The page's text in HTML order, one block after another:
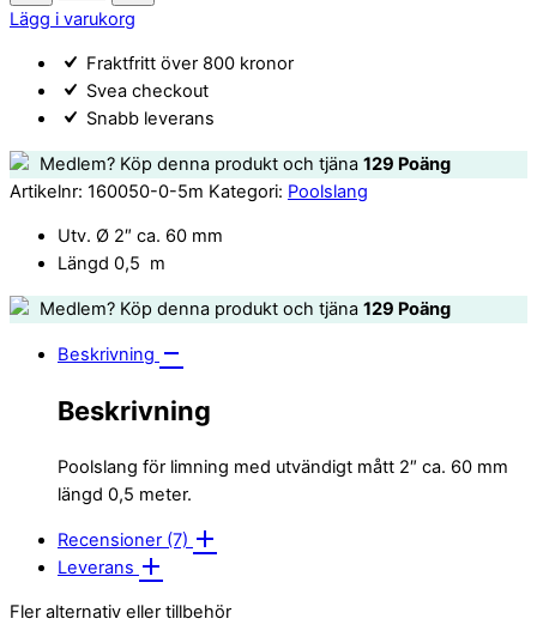
PVC
0,5
m
quantity
Lägg i varukorg
Fraktfritt över 800 kronor
Svea checkout
Snabb leverans
Medlem? Köp denna produkt och tjäna 129 Poäng
Artikelnr: 160050-0-5m Kategori: Poolslang
Utv. Ø 2″ ca. 60 mm
Längd 0,5 m
Medlem? Köp denna produkt och tjäna 129 Poäng
Beskrivning
Beskrivning
Poolslang för limning med utvändigt mått 2″ ca. 60 mm
längd 0,5 meter.
Recensioner (7)
Leverans
Fler alternativ eller tillbehör